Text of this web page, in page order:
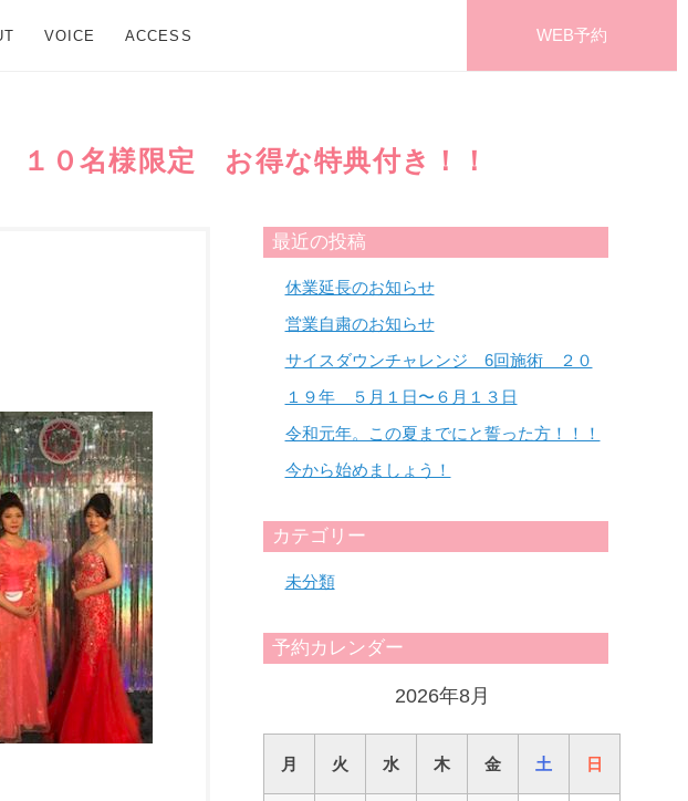
VOICE ACCESS WEB予約
０名様限定 お得な特典付き！！
最近の投稿
休業延長のお知らせ
営業自粛のお知らせ
サイスダウンチャレンジ 6回施術 ２０
１９年 ５月１日〜６月１３日
令和元年。この夏までにと誓った方！！！
今から始めましょう！
カテゴリー
未分類
予約カレンダー
2026年8月
月 火 水 木 金 土 日